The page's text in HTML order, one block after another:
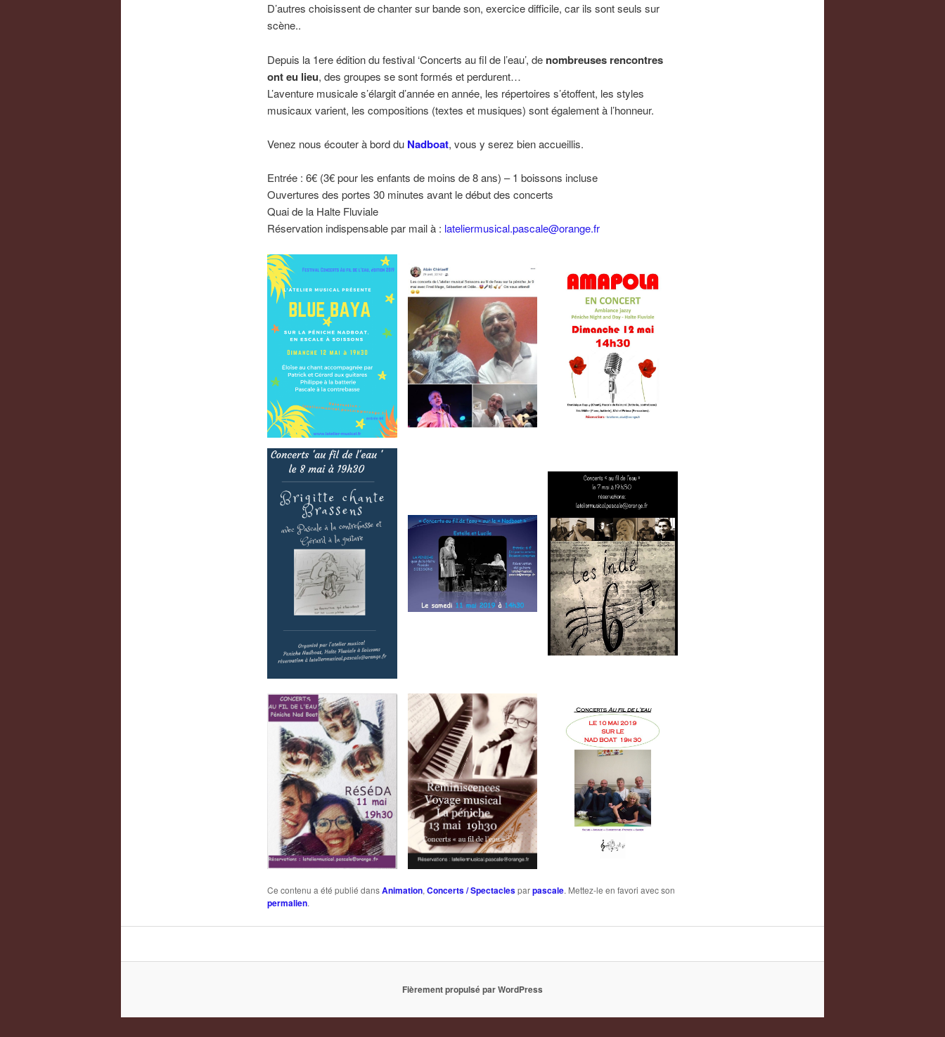
D’autres choisissent de chanter sur bande son, exercice difficile, car ils sont seuls sur
scène..
Depuis la 1ere édition du festival ‘Concerts au fil de l’eau’, de nombreuses rencontres
ont eu lieu, des groupes se sont formés et perdurent…
L’aventure musicale s’élargit d’année en année, les répertoires s’étoffent, les styles
musicaux varient, les compositions (textes et musiques) sont également à l’honneur.
Venez nous écouter à bord du Nadboat, vous y serez bien accueillis.
Entrée : 6€ (3€ pour les enfants de moins de 8 ans) – 1 boissons incluse
Ouvertures des portes 30 minutes avant le début des concerts
Quai de la Halte Fluviale
Réservation indispensable par mail à : lateliermusical.pascale@orange.fr
Ce contenu a été publié dansAnimation, Concerts / Spectaclesparpascale. Mettez-le en favori avec son
permalien.
Fièrement propulsé par WordPress